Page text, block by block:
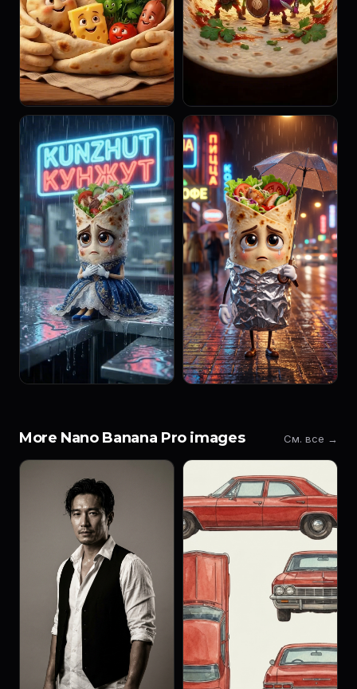
More Nano Banana Pro images См. все →